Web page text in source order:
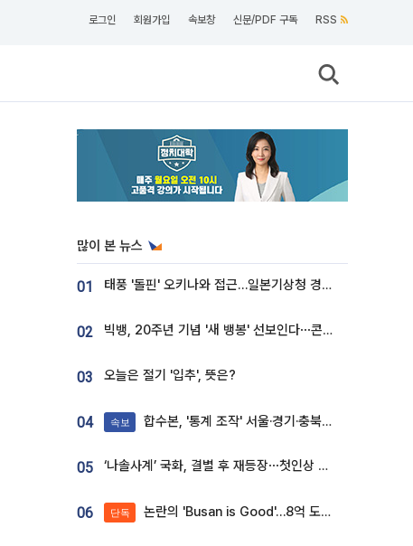
로그인 회원가입 속보창 신문/PDF 구독 RSS
많이 본 뉴스
01 태풍 '돌핀' 오키나와 접근…일본기상청 경로 업데이트
02 빅뱅, 20주년 기념 '새 뱅봉' 선보인다⋯콘서트 앞두고 팝업 개최
03 오늘은 절기 '입추', 뜻은?
04 속보 합수본, '통계 조작' 서울·경기·충북 선관위 등 추가 압수수색
05 ‘나솔사계’ 국화, 결별 후 재등장⋯첫인상 투표 휩쓸고 ‘인기녀’ 등극
06 단독 논란의 'Busan is Good'…8억 도시브랜드, 용산 대통령실 CI 업체가 수행